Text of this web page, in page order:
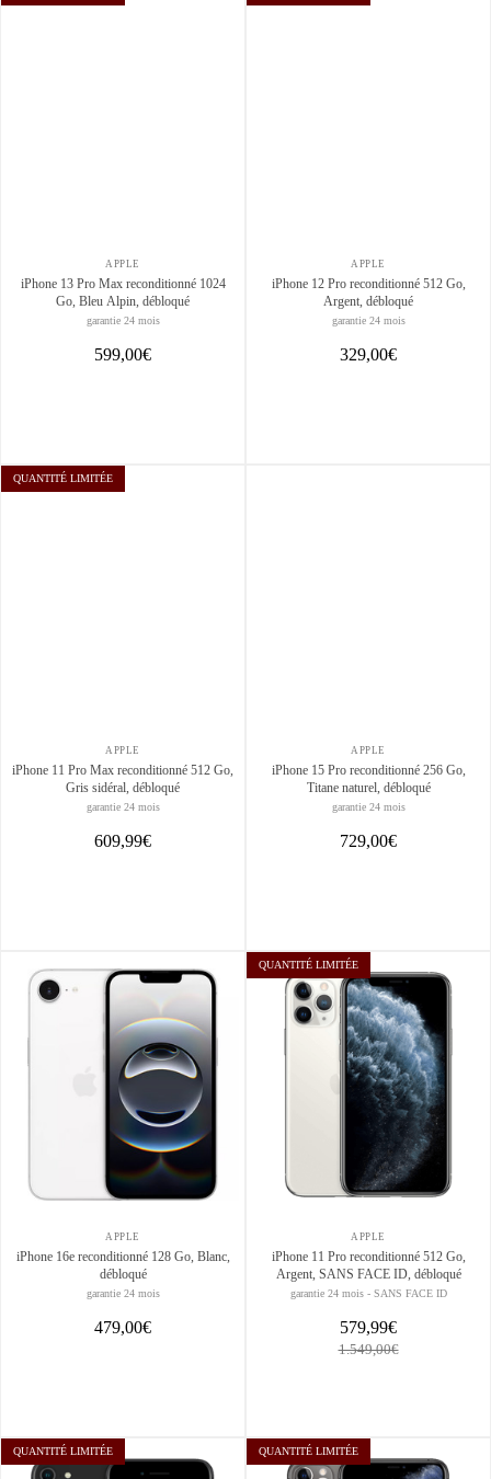
APPLE
iPhone 13 Pro Max reconditionné 1024
Go, Bleu Alpin, débloqué
garantie 24 mois
599,00€
APPLE
iPhone 12 Pro reconditionné 512 Go,
Argent, débloqué
garantie 24 mois
329,00€
QUANTITÉ LIMITÉE
APPLE
iPhone 11 Pro Max reconditionné 512 Go,
Gris sidéral, débloqué
garantie 24 mois
609,99€
APPLE
iPhone 15 Pro reconditionné 256 Go,
Titane naturel, débloqué
garantie 24 mois
729,00€
APPLE
iPhone 16e reconditionné 128 Go, Blanc,
débloqué
garantie 24 mois
479,00€
QUANTITÉ LIMITÉE
APPLE
iPhone 11 Pro reconditionné 512 Go,
Argent, SANS FACE ID, débloqué
garantie 24 mois - SANS FACE ID
579,99€
1.549,00€
QUANTITÉ LIMITÉE QUANTITÉ LIMITÉE